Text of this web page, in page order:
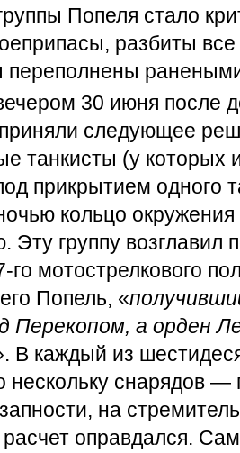
Попеля стало
разбиты
переполнены
30 июня после
следующее
танкисты (у которых
прикрытием одного
кольцо окружения
Эту группу возглавил
го мотострелкового
Попель, «
Перекопом, а орден
В каждый из
нескольку снарядов
на
оправдался.